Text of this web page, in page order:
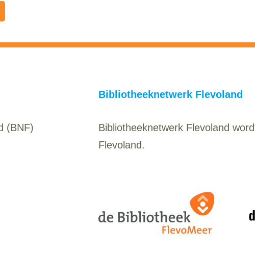
(BNF)
Bibliotheeknetwerk Flevoland
Bibliotheeknetwerk Flevoland
Flevoland.